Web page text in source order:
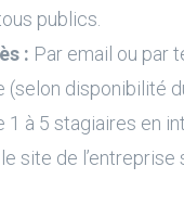
publics.
: Par email ou par
(selon disponibilité
1 à 5 stagiaires en
site de l’entreprise